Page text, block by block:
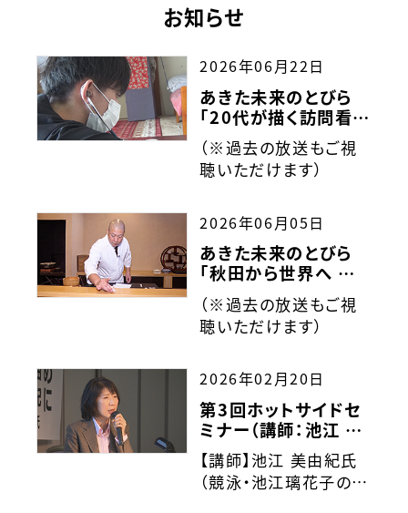
お知らせ
2026年06月22日
あきた未来のとびら
「20代が描く訪問看護
の未来」
（※過去の放送もご視
聴いただけます）
2026年06月05日
あきた未来のとびら
「秋田から世界へ 鮨
駒の挑戦」
（※過去の放送もご視
聴いただけます）
2026年02月20日
第3回ホットサイドセ
ミナー（講師：池江 美
由紀氏（競泳・池江璃
花子の母 幼児教室
講師兼経営者））
【講師】池江 美由紀氏
（競泳・池江璃花子の